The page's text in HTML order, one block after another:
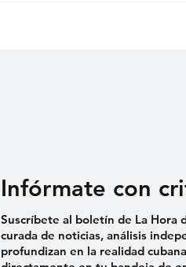
Infórmate con
Suscríbete al boletín de La Hora
curada de noticias, análisis
profundizan en la realidad